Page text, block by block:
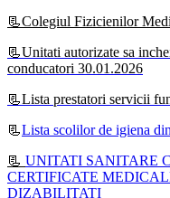
📃Colegiul Fizicienilor
📃Unitati autorizate sa
conducatori 30.01.2026
📃Lista prestatori servicii
📃Lista scolilor de igiena
📃 UNITATI SANITARE
CERTIFICATE
DIZABILITATI